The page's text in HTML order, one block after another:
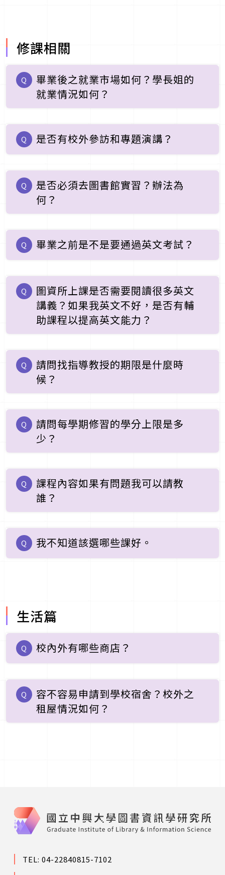
修課相關
Q
畢業後之就業市場如何？學長姐的
就業情況如何？
Q 是否有校外參訪和專題演講？
Q
是否必須去圖書館實習？辦法為
何？
Q 畢業之前是不是要通過英文考試？
Q
圖資所上課是否需要閱讀很多英文
講義？如果我英文不好，是否有輔
助課程以提高英文能力？
Q
請問找指導教授的期限是什麼時
候？
Q
請問每學期修習的學分上限是多
少？
Q
課程內容如果有問題我可以請教
誰？
Q 我不知道該選哪些課好。
生活篇
Q 校內外有哪些商店？
Q
容不容易申請到學校宿舍？校外之
租屋情況如何？
TEL: 04-22840815-7102